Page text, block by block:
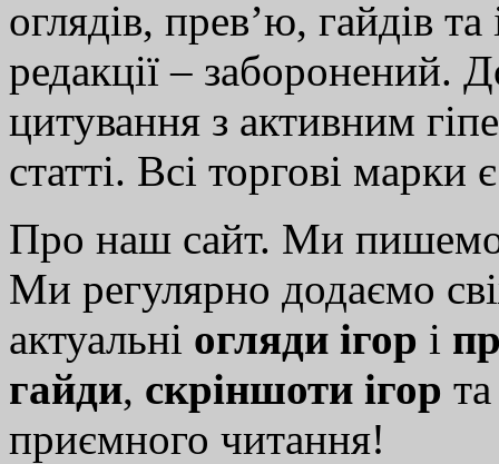
оглядів, прев’ю, гайдів
редакції – заборонений.
цитування з активним
статті. Всі торгові марки
Про наш сайт. Ми
Ми регулярно додаємо
актуальні огляди ігор і
гайди, скріншоти ігор
приємного читання!